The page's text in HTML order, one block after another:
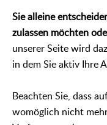
Sie alleine
zulassen möchten
unserer Seite wird
in dem Sie aktiv Ihre
Beachten Sie, dass
womöglich nicht